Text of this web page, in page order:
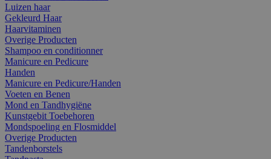
Luizen haar
Gekleurd Haar
Haarvitaminen
Overige Producten
Shampoo en conditionner
Manicure en Pedicure
Handen
Manicure en Pedicure/Handen
Voeten en Benen
Mond en Tandhygiëne
Kunstgebit Toebehoren
Mondspoeling en Flosmiddel
Overige Producten
Tandenborstels